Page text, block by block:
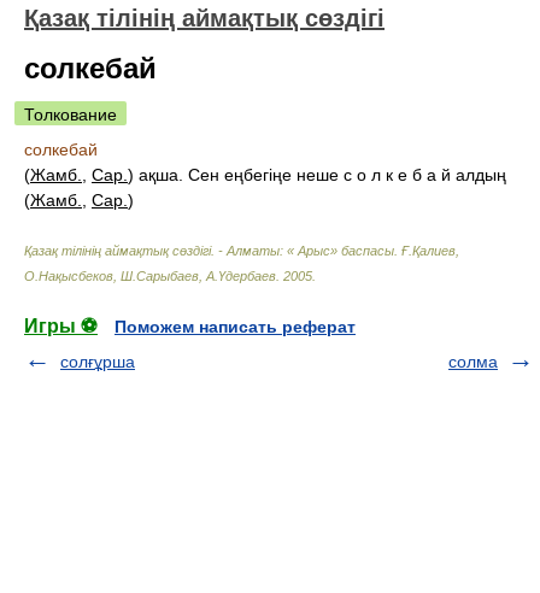
Қазақ тілінің аймақтық сөздігі
солкебай
Толкование
солкебай
(Жамб. Сар. ) ақша. Сен еңбегіңе неше с о л к е б а й алдың
(Жамб. Сар. )
Қазақ тілінің аймақтық сөздігі. - Алматы: « Арыс» баспасы Ғ.Қалиев,
О.Нақысбеков, Ш.Сарыбаев, А.Үдербаев 2005
Игры ⚽
Поможем написать реферат
солғұрша
солма